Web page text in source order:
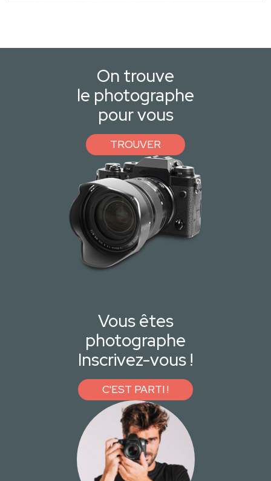
On trouve
le photographe
pour vous
TROUVER
Vous êtes
photographe
Inscrivez-vous !
C'EST PARTI !